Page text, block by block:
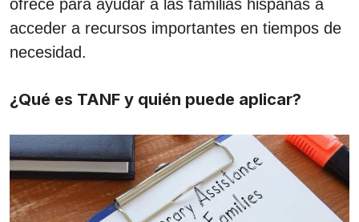
ofrece para ayudar a las familias hispanas a
acceder a recursos importantes en tiempos de
necesidad.
¿Qué es TANF y quién puede aplicar?